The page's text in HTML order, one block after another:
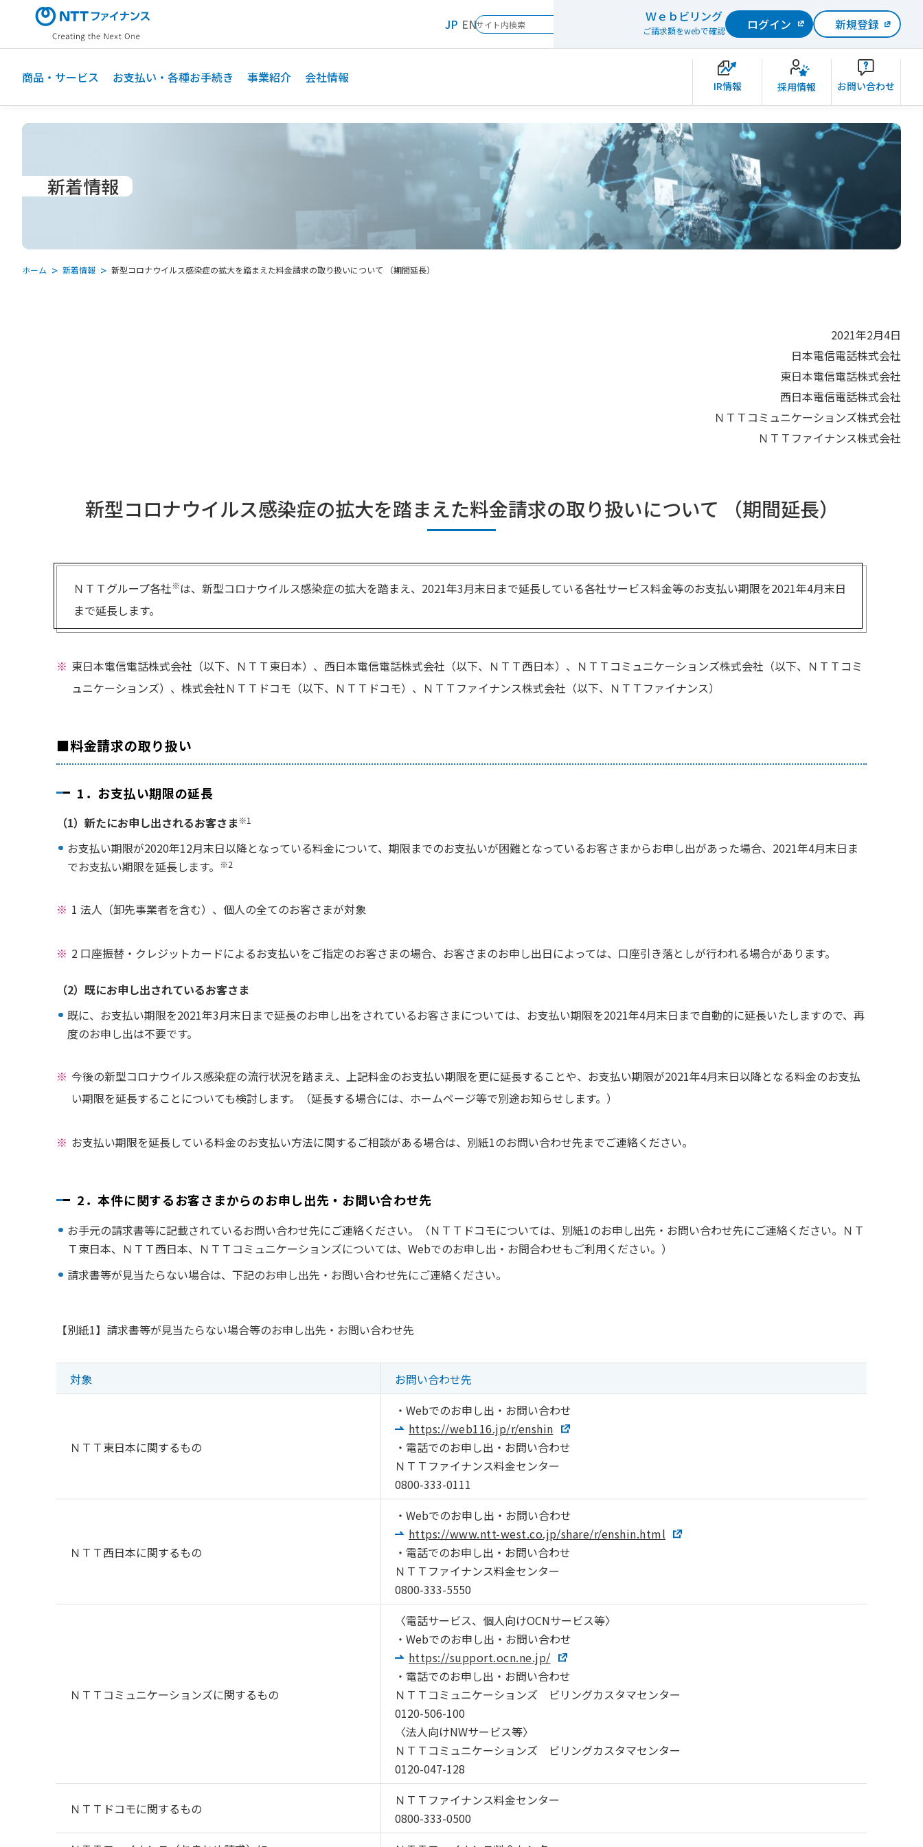
ン
JP EN Ｗｅｂビリング
ご請求額をwebで確認 ログイン 新規登録
商品・サービス お支払い・各種お手続き 事業紹介 会社情報
IR情報 採用情報 お問い合わせ
新着情報
ホーム 新着情報 新型コロナウイルス感染症の拡大を踏まえた料金請求の取り扱いについて （期間延長）
2021年2月4日
日本電信電話株式会社
東日本電信電話株式会社
西日本電信電話株式会社
ＮＴＴコミュニケーションズ株式会社
ＮＴＴファイナンス株式会社
新型コロナウイルス感染症の拡大を踏まえた料金請求の取り扱いについて （期間延長）
ＮＴＴグループ各社※は、新型コロナウイルス感染症の拡大を踏まえ、2021年3月末日まで延長している各社サービス料金等のお支払い期限を2021年4月末日
まで延長します。
東日本電信電話株式会社（以下、ＮＴＴ東日本）、西日本電信電話株式会社（以下、ＮＴＴ西日本）、ＮＴＴコミュニケーションズ株式会社（以下、ＮＴＴコミ
ュニケーションズ）、株式会社ＮＴＴドコモ（以下、ＮＴＴドコモ）、ＮＴＴファイナンス株式会社（以下、ＮＴＴファイナンス）
■料金請求の取り扱い
1．お支払い期限の延長
（1）新たにお申し出されるお客さま※1
お支払い期限が2020年12月末日以降となっている料金について、期限までのお支払いが困難となっているお客さまからお申し出があった場合、2021年4月末日ま
でお支払い期限を延長します。
※2
1 法人（卸先事業者を含む）、個人の全てのお客さまが対象
2 口座振替・クレジットカードによるお支払いをご指定のお客さまの場合、お客さまのお申し出日によっては、口座引き落としが行われる場合があります。
（2）既にお申し出されているお客さま
既に、お支払い期限を2021年3月末日まで延長のお申し出をされているお客さまについては、お支払い期限を2021年4月末日まで自動的に延長いたしますので、再
度のお申し出は不要です。
今後の新型コロナウイルス感染症の流行状況を踏まえ、上記料金のお支払い期限を更に延長することや、お支払い期限が2021年4月末日以降となる料金のお支払
い期限を延長することについても検討します。（延長する場合には、ホームページ等で別途お知らせします。）
お支払い期限を延長している料金のお支払い方法に関するご相談がある場合は、別紙1のお問い合わせ先までご連絡ください。
2．本件に関するお客さまからのお申し出先・お問い合わせ先
お手元の請求書等に記載されているお問い合わせ先にご連絡ください。（ＮＴＴドコモについては、別紙1のお申し出先・お問い合わせ先にご連絡ください。ＮＴ
Ｔ東日本、ＮＴＴ西日本、ＮＴＴコミュニケーションズについては、Webでのお申し出・お問合わせもご利用ください。）
請求書等が見当たらない場合は、下記のお申し出先・お問い合わせ先にご連絡ください。
【別紙1】請求書等が見当たらない場合等のお申し出先・お問い合わせ先
対象 お問い合わせ先
ＮＴＴ東日本に関するもの
・Webでのお申し出・お問い合わせ
https://web116.jp/r/enshin
・電話でのお申し出・お問い合わせ
ＮＴＴファイナンス料金センター
0800-333-0111
ＮＴＴ西日本に関するもの
・Webでのお申し出・お問い合わせ
https://www.ntt-west.co.jp/share/r/enshin.html
・電話でのお申し出・お問い合わせ
ＮＴＴファイナンス料金センター
0800-333-5550
ＮＴＴコミュニケーションズに関するもの
〈電話サービス、個人向けOCNサービス等〉
・Webでのお申し出・お問い合わせ
https://support.ocn.ne.jp/
・電話でのお申し出・お問い合わせ
ＮＴＴコミュニケーションズ ビリングカスタマセンター
0120-506-100
〈法人向けNWサービス等〉
ＮＴＴコミュニケーションズ ビリングカスタマセンター
0120-047-128
ＮＴＴドコモに関するもの
ＮＴＴファイナンス料金センター
0800-333-0500